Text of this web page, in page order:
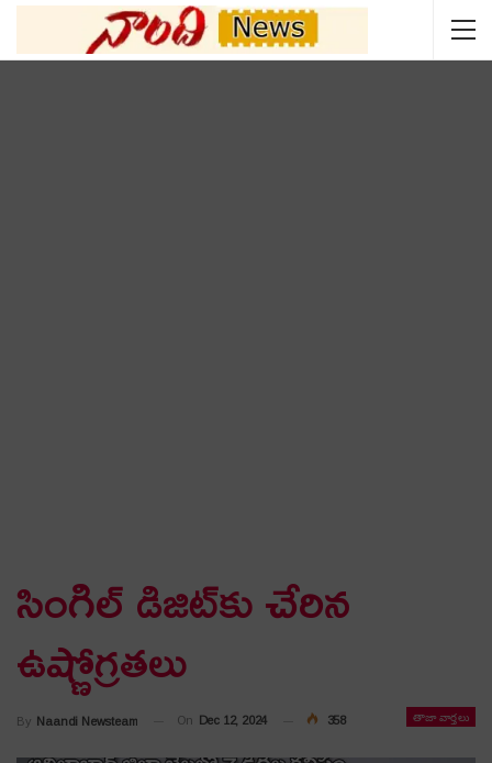
సింగిల్ డిజిట్‌కు చేరిన
ఉష్ణోగ్ర‌త‌లు
తాజా వార్తలు
By Naandi Newsteam On Dec 12, 2024 358